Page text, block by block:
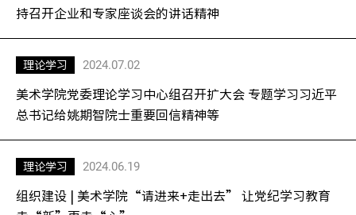
持召开企业和专家座谈会的讲话精神
理论学习 2024.07.02
美术学院党委理论学习中心组召开扩大会 专题学习习近平
总书记给姚期智院士重要回信精神等
理论学习 2024.06.19
组织建设 | 美术学院“请进来+走出去” 让党纪学习教育